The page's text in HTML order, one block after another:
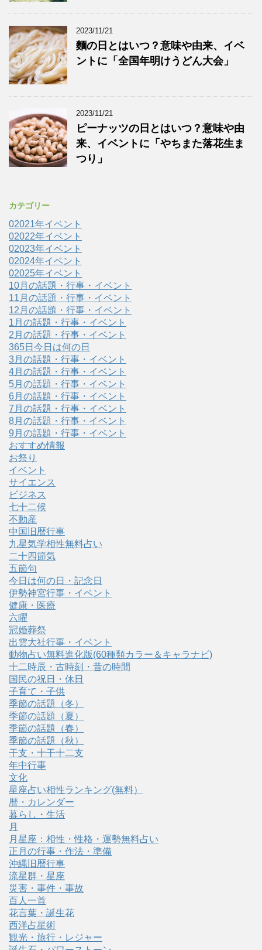
2023/11/21
麵の日とはいつ？意味や由来、イベ
ントに「全国年明けうどん大会」
2023/11/21
ピーナッツの日とはいつ？意味や由
来、イベントに「やちまた落花生ま
つり」
カテゴリー
02021年イベント
02022年イベント
02023年イベント
02024年イベント
02025年イベント
10月の話題・行事・イベント
11月の話題・行事・イベント
12月の話題・行事・イベント
1月の話題・行事・イベント
2月の話題・行事・イベント
365日今日は何の日
3月の話題・行事・イベント
4月の話題・行事・イベント
5月の話題・行事・イベント
6月の話題・行事・イベント
7月の話題・行事・イベント
8月の話題・行事・イベント
9月の話題・行事・イベント
おすすめ情報
お祭り
イベント
サイエンス
ビジネス
七十二候
不動産
中国旧暦行事
九星気学相性無料占い
二十四節気
五節句
今日は何の日・記念日
伊勢神宮行事・イベント
健康・医療
六曜
冠婚葬祭
出雲大社行事・イベント
動物占い無料進化版(60種類カラー＆キャラナビ)
十二時辰・古時刻・昔の時間
国民の祝日・休日
子育て・子供
季節の話題（冬）
季節の話題（夏）
季節の話題（春）
季節の話題（秋）
干支・十干十二支
年中行事
文化
星座占い相性ランキング(無料）
暦・カレンダー
暮らし・生活
月
月星座：相性・性格・運勢無料占い
正月の行事・作法・準備
沖縄旧暦行事
流星群・星座
災害・事件・事故
百人一首
花言葉・誕生花
西洋占星術
観光・旅行・レジャー